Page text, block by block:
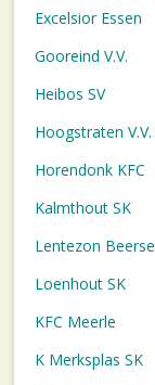
Excelsior Essen
Gooreind V.V.
Heibos SV
Hoogstraten V.V.
Horendonk KFC
Kalmthout SK
Lentezon Beerse
Loenhout SK
KFC Meerle
K Merksplas SK